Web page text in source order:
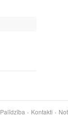
Palīdzība Kontakti